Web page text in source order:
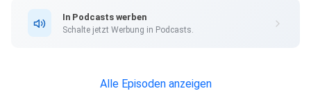
In Podcasts werben
Schalte jetzt Werbung in Podcasts.
Alle Episoden anzeigen